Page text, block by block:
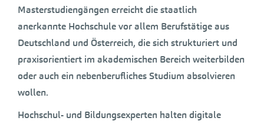
Masterstudiengängen erreicht die staatlich
anerkannte Hochschule vor allem Berufstätige aus
Deutschland und Österreich, die sich strukturiert und
praxisorientiert im akademischen Bereich weiterbilden
oder auch ein nebenberufliches Studium absolvieren
wollen.
Hochschul- und Bildungsexperten halten digitale